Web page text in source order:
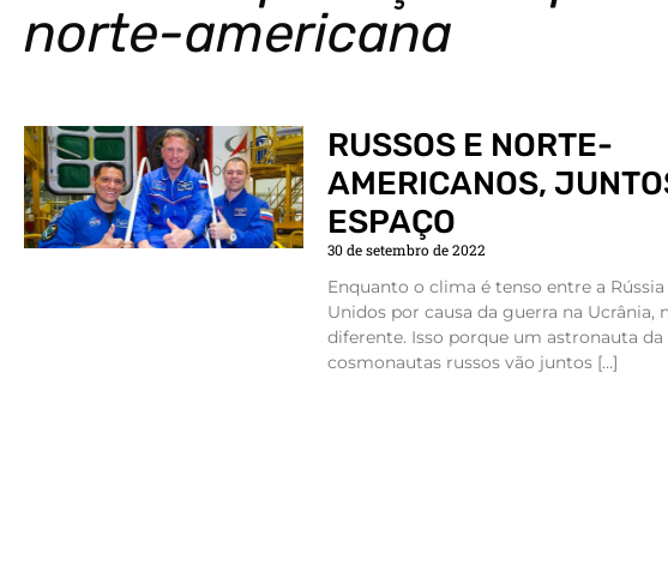
norte-americana
RUSSOS E NORTE-
AMERICANOS,
ESPAÇO
30 de setembro de 2022
Enquanto o clima é tenso entre a Rússia
Unidos por causa da guerra na Ucrânia,
diferente. Isso porque um astronauta da
cosmonautas russos vão juntos […]